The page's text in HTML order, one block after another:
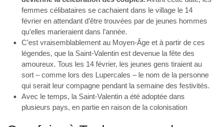
femmes célibataires se cachaient dans le village le 14
février en attendant d’être trouvées par de jeunes hommes
qu’elles marieraient dans l’année.
C’est vraisemblablement au Moyen-Âge et à partir de ces
légendes, que la Saint-Valentin est devenue la fête des
amoureux. Tous les 14 février, les jeunes gens tiraient au
sort – comme lors des Lupercales – le nom de la personne
qui serait leur compagne pendant la semaine des festivités.
Avec le temps, la Saint-Valentin a été adoptée dans
plusieurs pays, en partie en raison de la colonisation